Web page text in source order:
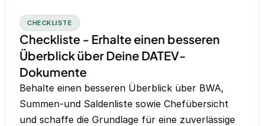
CHECKLISTE
Checkliste - Erhalte einen besseren
Überblick über Deine DATEV-
Dokumente
Behalte einen besseren Überblick über BWA,
Summen-und Saldenliste sowie Chefübersicht
und schaffe die Grundlage für eine zuverlässige